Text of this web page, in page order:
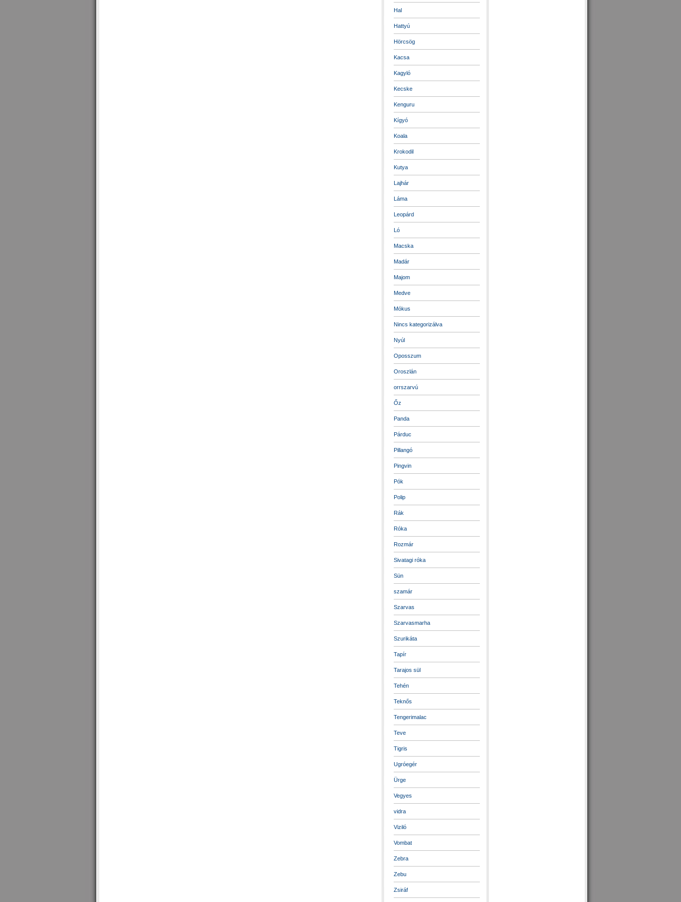
Hal
Hattyú
Hörcsög
Kacsa
Kagyló
Kecske
Kenguru
Kígyó
Koala
Krokodil
Kutya
Lajhár
Láma
Leopárd
Ló
Macska
Madár
Majom
Medve
Mókus
Nincs kategorizálva
Nyúl
Oposszum
Oroszlán
orrszarvú
Őz
Panda
Párduc
Pillangó
Pingvin
Pók
Polip
Rák
Róka
Rozmár
Sivatagi róka
Sün
szamár
Szarvas
Szarvasmarha
Szurikáta
Tapír
Tarajos sül
Tehén
Teknős
Tengerimalac
Teve
Tigris
Ugróegér
Ürge
Vegyes
vidra
Viziló
Vombat
Zebra
Zebu
Zsiráf